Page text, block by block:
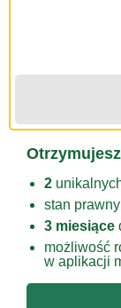
2
stan
3 miesiące
możliwość
w aplikacji